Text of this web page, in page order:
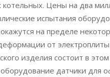
Цены на два
испытания
на пределе
от
изделия состоит в
датчики для